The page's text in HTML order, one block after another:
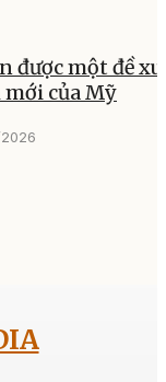
được một đề
của Mỹ